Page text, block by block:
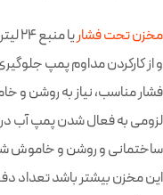
مخزن تحت فشار
یا
و از کارکردن مداوم پمپ
فشار مناسب، نیاز به روشن
لزومی به فعال شدن پمپ آب
ساختمانی و روشن و خاموش
این مخزن بیشتر باشد